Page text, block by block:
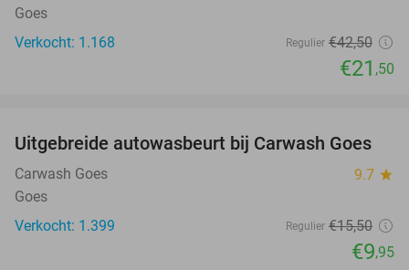
Goes
Verkocht: 1.168
Regulier €42,50
€21 ,50
36%
Uitgebreide autowasbeurt bij Carwash Goes
Carwash Goes 9.7 star
Goes
Verkocht: 1.399
Regulier €15,50
€9,95